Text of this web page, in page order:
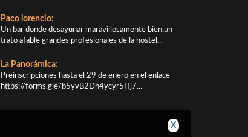
Paco lorencio:
Un bar donde desayunar maravillosamente bien,un
trato afable grandes profesionales de la hostel...
La Panorámica:
Preinscripciones hasta el 29 de enero en el enlace
https://forms.gle/b5yvB2Dh4ycyr5Hj7...
X